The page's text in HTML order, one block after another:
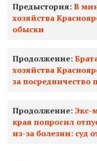
Предыстория:В
хозяйства
обыски
Продолжение:
хозяйства
за посредничество
Продолжение:Экс-
края попросил
из-за болезни: суд